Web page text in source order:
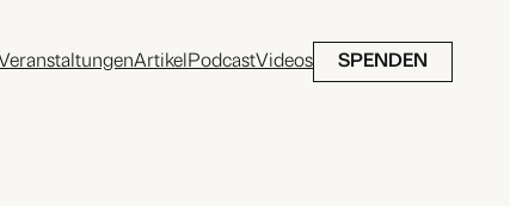
VeranstaltungenArtikel PodcastVideos SPENDEN